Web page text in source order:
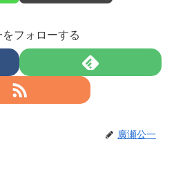
をフォローする
廣瀬公一